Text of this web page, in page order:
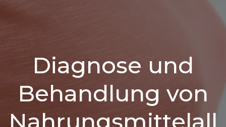
Diagnose und
Behandlung von
Nahrungsmittelall